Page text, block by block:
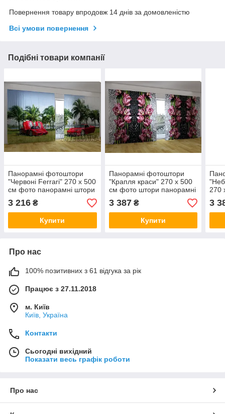
Повернення товару впродовж 14 днів за домовленістю
Всі умови повернення
Подібні товари компанії
Панорамні фотоштори
"Червоні Ferrari" 270 х 500
см фото панорамні штори
VE
3 216 ₴
Купити
Панорамні фотоштори
"Крапля краси" 270 х 500
см фото штори панорамні
штори VE
3 387₴
Купити
270
3
Про нас
100% позитивних з 61 відгука за рік
Працює з 27.11.2018
м. Київ
Київ, Україна
Контакти
Сьогодні вихідний
Показати весь графік роботи
Про нас